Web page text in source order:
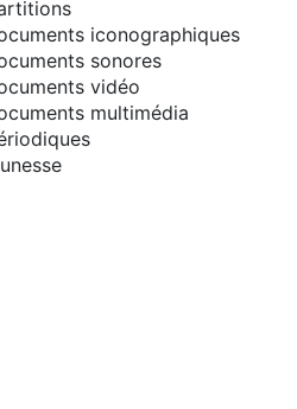
iconographiques
sonores
vidéo
multimédia